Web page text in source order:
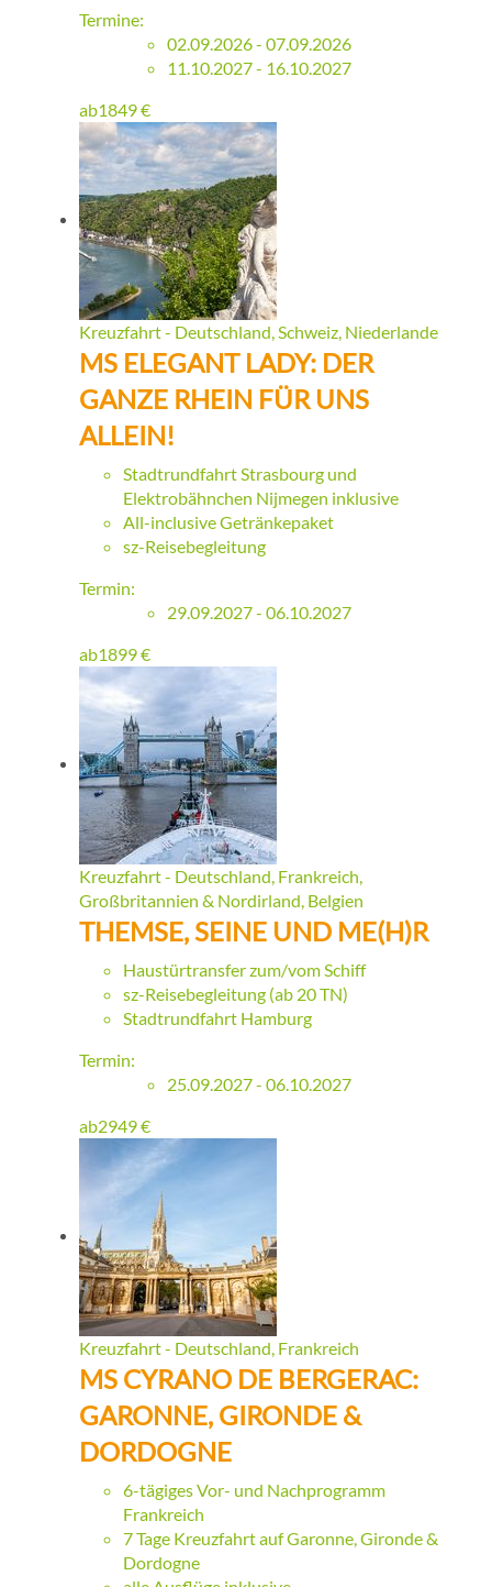
Termine:
02.09.2026 - 07.09.2026
11.10.2027 - 16.10.2027
ab1849€
Kreuzfahrt - Deutschland, Schweiz, Niederlande
MS ELEGANT LADY: DER
GANZE RHEIN FÜR UNS
ALLEIN!
Stadtrundfahrt Strasbourg und
Elektrobähnchen Nijmegen inklusive
All-inclusive Getränkepaket
sz-Reisebegleitung
Termin:
29.09.2027 - 06.10.2027
ab1899€
Kreuzfahrt - Deutschland, Frankreich,
Großbritannien & Nordirland, Belgien
THEMSE, SEINE UND ME(H)R
Haustürtransfer zum/vom Schiff
sz-Reisebegleitung (ab 20 TN)
Stadtrundfahrt Hamburg
Termin:
25.09.2027 - 06.10.2027
ab2949€
Kreuzfahrt - Deutschland, Frankreich
MS CYRANO DE BERGERAC:
GARONNE, GIRONDE &
DORDOGNE
6-tägiges Vor- und Nachprogramm
Frankreich
7 Tage Kreuzfahrt auf Garonne, Gironde &
Dordogne